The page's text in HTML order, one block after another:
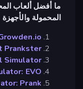
ما أفضل ألعاب
المحمولة والأجهزة
Prankster
Simulator
EVO
Prank